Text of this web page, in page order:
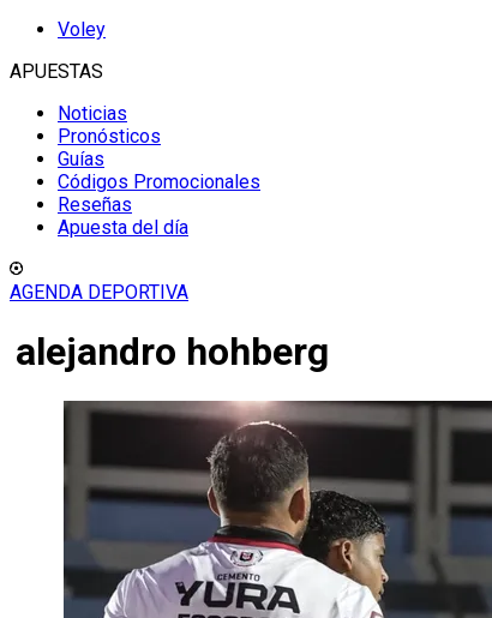
Voley
APUESTAS
Noticias
Pronósticos
Guías
Códigos Promocionales
Reseñas
Apuesta del día
AGENDA DEPORTIVA
alejandro hohberg